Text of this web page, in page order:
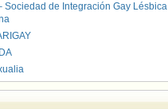
Sociedad de Integración Gay Lésbica